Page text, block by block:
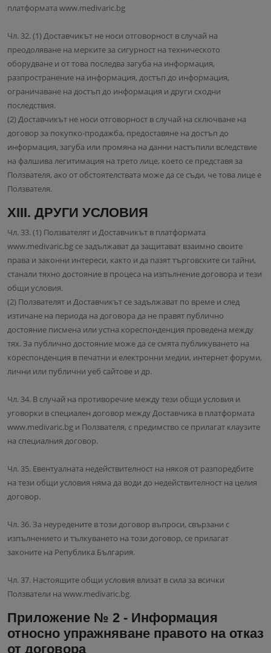
платформата www.medivaric.bg
Чл. 32. (1) Доставчикът не носи отговорност в случай на
преодоляване на мерките за сигурност на техническото
оборудване и от това последва загуба на информация,
разпространение на информация, достъп до информация,
ограничаване на достъп до информация и други сходни
последствия.
(2) Доставчикът не носи отговорност в случай на сключване на
договор за покупко-продажба, предоставяне на достъп до
информация, загуба или промяна на данни настъпили вследствие
на фалшива легитимация на трето лице, което се представя за
Ползвателя, ако от обстоятелствата може да се съди, че това лице е
Ползвателя.
XIII. ДРУГИ УСЛОВИЯ
Чл. 33. (1) Ползвателят и Доставчикът в платформата
www.medivaric.bg се задължават да защитават взаимно своите
права и законни интереси, както и да пазят търговските си тайни,
станали тяхно достояние в процеса на изпълнение договора и тези
общи условия.
(2) Ползвателят и Доставчикът се задължават по време и след
изтичане на периода на договора да не правят публично
достояние писмена или устна кореспонденция проведена между
тях. За публично достояние може да се смята публикуването на
кореспонденция в печатни и електронни медии, интернет форуми,
лични или публични уеб сайтове и др.
Чл. 34. В случай на противоречие между тези общи условия и
уговорки в специален договор между Доставчика в платформата
www.medivaric.bg и Ползвателя, с предимство се прилагат клаузите
на специалния договор.
Чл. 35. Евентуалната недействителност на някоя от разпоредбите
на тези общи условия няма да води до недействителност на целия
договор.
Чл. 36. За неуредените в този договор въпроси, свързани с
изпълнението и тълкуването на този договор, се прилагат
законите на Република България.
Чл. 37. Настоящите общи условия влизат в сила за всички
Ползватели на www.medivaric.bg.
Приложение № 2 - Информация
относно упражняване правото на отказ
от договора